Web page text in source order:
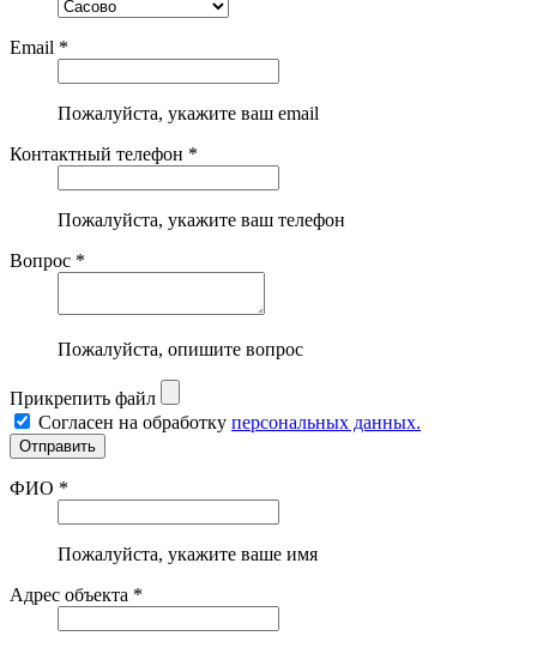
Email *
Пожалуйста, укажите ваш email
Контактный телефон *
Пожалуйста, укажите ваш телефон
Вопрос *
Пожалуйста, опишите вопрос
Прикрепить файл
Согласен на обработку персональных данных.
ФИО *
Пожалуйста, укажите ваше имя
Адрес объекта *